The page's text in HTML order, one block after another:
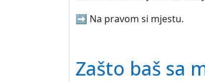
➡️ Na pravom si mjestu.
Zašto baš sa